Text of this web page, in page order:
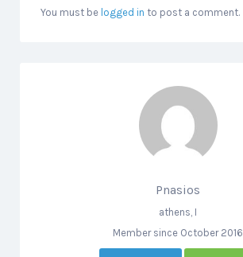
You must be logged in to post a comment.
Pnasios
athens, I
Member since October 2016